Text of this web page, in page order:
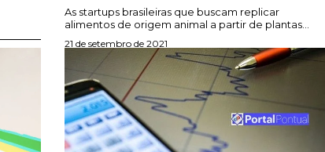
As startups brasileiras que buscam replicar
alimentos de origem animal a partir de plantas...
21 de setembro de 2021